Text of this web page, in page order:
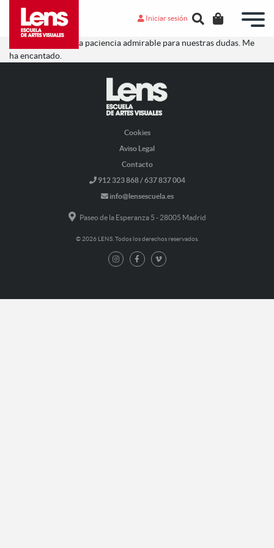
Iniciar sesión
Jorge ha tenido una paciencia admirable para nuestras dudas. Me
ha encantado.
Cookies
Aviso Legal
Contacto
912 323 868 / 637 837 004
info@lensescuela.es
Paseo de la Esperanza 5 - 28005 Madrid
© 2026 LENS. Todos los derechos reservados.